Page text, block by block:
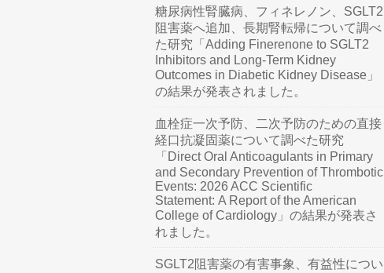
糖尿病性腎臓病、フィネレノン、SGLT2
阻害薬へ追加、長期腎転帰について調べ
た研究「Adding Finerenone to SGLT2
Inhibitors and Long-Term Kidney
Outcomes in Diabetic Kidney Disease」
の結果が発表されました。
血栓症一次予防、二次予防のための直接
経口抗凝固薬について調べた研究
「Direct Oral Anticoagulants in Primary
and Secondary Prevention of Thrombotic
Events: 2026 ACC Scientific
Statement: A Report of the American
College of Cardiology」の結果が発表さ
れました。
SGLT2阻害薬の有害事象、有益性につい